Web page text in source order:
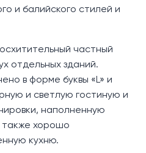
и балийского стилей и
частный
отдельных зданий.
в форме буквы «L» и
и светлую гостиную и
наполненную
также хорошо
кухню.